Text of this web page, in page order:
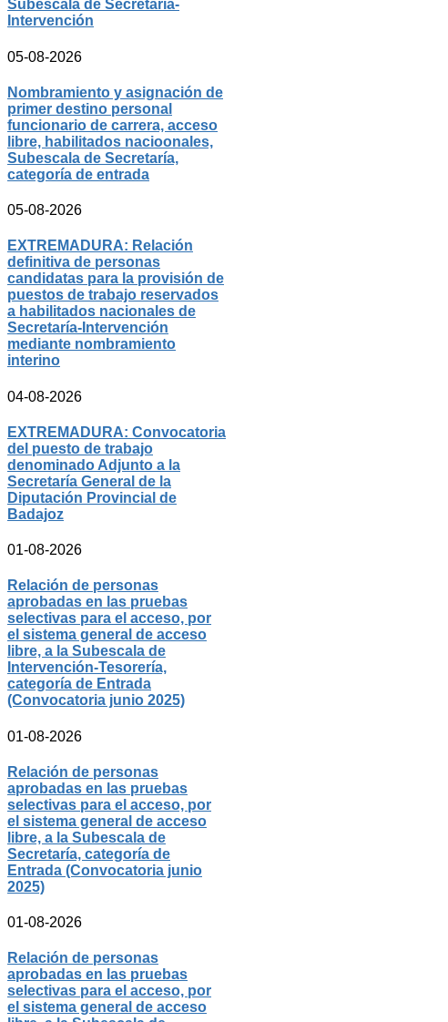
Subescala de Secretaría-
Intervención
05-08-2026
Nombramiento y asignación de
primer destino personal
funcionario de carrera, acceso
libre, habilitados nacioonales,
Subescala de Secretaría,
categoría de entrada
05-08-2026
EXTREMADURA: Relación
definitiva de personas
candidatas para la provisión de
puestos de trabajo reservados
a habilitados nacionales de
Secretaría-Intervención
mediante nombramiento
interino
04-08-2026
EXTREMADURA: Convocatoria
del puesto de trabajo
denominado Adjunto a la
Secretaría General de la
Diputación Provincial de
Badajoz
01-08-2026
Relación de personas
aprobadas en las pruebas
selectivas para el acceso, por
el sistema general de acceso
libre, a la Subescala de
Intervención-Tesorería,
categoría de Entrada
(Convocatoria junio 2025)
01-08-2026
Relación de personas
aprobadas en las pruebas
selectivas para el acceso, por
el sistema general de acceso
libre, a la Subescala de
Secretaría, categoría de
Entrada (Convocatoria junio
2025)
01-08-2026
Relación de personas
aprobadas en las pruebas
selectivas para el acceso, por
el sistema general de acceso